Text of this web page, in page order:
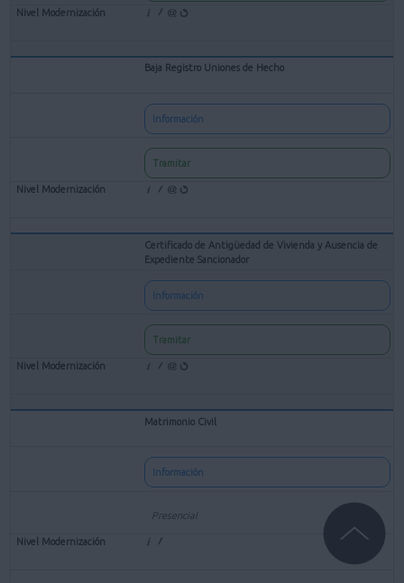
Baja Registro Uniones de Hecho
Información
Tramitar
Certificado de Antigüedad de Vivienda y Ausencia de
Expediente Sancionador
Información
Tramitar
Matrimonio Civil
Información
Presencial